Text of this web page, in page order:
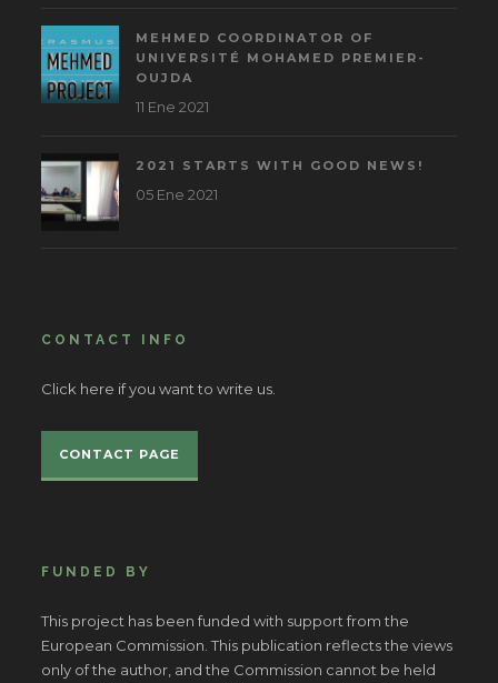
MEHMED COORDINATOR OF
UNIVERSITÉ MOHAMED PREMIER-
OUJDA
11 Ene 2021
2021 STARTS WITH GOOD NEWS!
05 Ene 2021
CONTACT INFO
Click here if you want to write us.
CONTACT PAGE
FUNDED BY
This project has been funded with support from the
European Commission. This publication reflects the views
only of the author, and the Commission cannot be held